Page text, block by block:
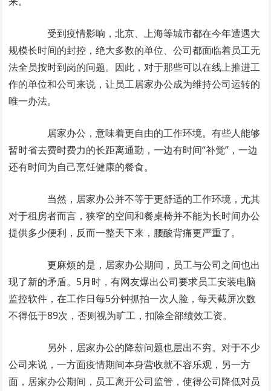
受到疫情影响，北京、上海等城市都在今年遭遇大
规模长时间的封控，绝大多数的单位、公司都面临着员工无
法全员按时到岗的问题。因此，对于那些可以在线上推进工
作的单位和公司来说，让员工居家办公成为维持公司运转的
唯一办法。
居家办公，意味着更自由的工作环境。有些人能够
暂时省去费时费力的长距离通勤，一边有时间“补觉”，一边
还有时间为自己烹饪健康的餐食。
当然，居家办公并不等于更舒适的工作环境，尤其
对于租房者而言，狭窄的空间和餐桌椅并不能为长时间办公
提供多少便利，反而一整天下来，腰酸背痛更严重了。
更麻烦的是，居家办公期间，员工与公司之间也出
现了新的矛盾。5月时，有网友爆出公司要求员工安装电脑
监控软件，在工作日每5分钟抓拍一次人脸，每天截屏次数
不得低于89次，否则视为旷工，扣除全部绩效工资。
另外，居家办公的降薪问题也层出不穷。对于不少
公司来说，一方面疫情期间本身营收就不容乐观，另一方
面，居家办公期间，员工离开公司监管，使得公司降低对员